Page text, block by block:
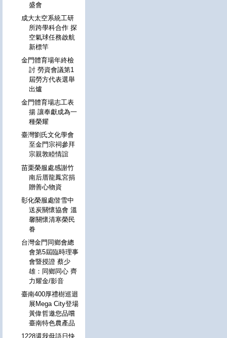
盛會
成大太空系統工研
所跨學科合作 探
空氣球任務啟航
新標竿
金門體育場年終檢
討 勞資會議第1
屆勞方代表選舉
出爐
金門體育場志工表
揚 讓奉獻成為一
種榮耀
臺灣劉氏文化學會
至金門宗祠參拜
宗親敦睦情誼
苗栗榮服處感謝竹
南后厝龍鳳宮捐
贈善心物資
彰化榮服處偕雪中
送炭關懷協會 溫
馨關懷清寒榮民
眷
台灣金門同鄉會總
會第5屆臨時理事
會暨授證 蔡少
雄：同鄉同心 齊
力耀金/影音
臺南400厚禮樹巡迴
展Mega City登場
黃偉哲邀您品嚐
臺南特色農產品
1228還我母語日快